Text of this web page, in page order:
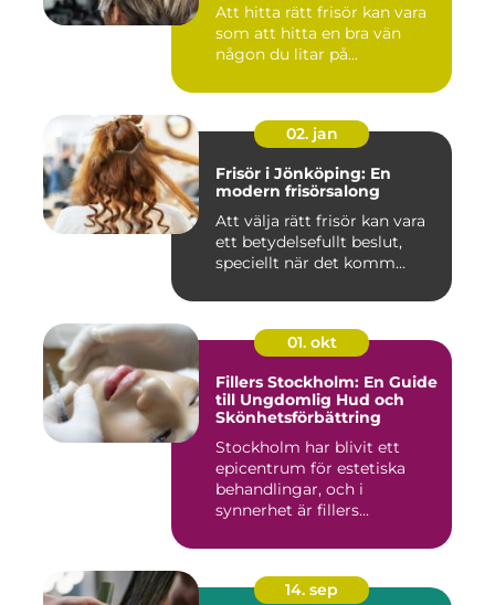
Att hitta rätt frisör kan vara
som att hitta en bra vän
någon du litar på...
02. jan
Frisör i Jönköping: En
modern frisörsalong
Att välja rätt frisör kan vara
ett betydelsefullt beslut,
speciellt när det komm...
01. okt
Fillers Stockholm: En Guide
till Ungdomlig Hud och
Skönhetsförbättring
Stockholm har blivit ett
epicentrum för estetiska
behandlingar, och i
synnerhet är fillers...
14. sep